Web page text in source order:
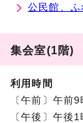
公民館、
集会室(1階)
利用時間
〔午前〕午前
〔午後〕午後